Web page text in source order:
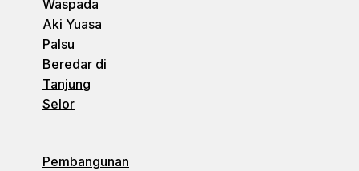
Waspada
Aki Yuasa
Palsu
Beredar di
Tanjung
Selor
Pembangunan